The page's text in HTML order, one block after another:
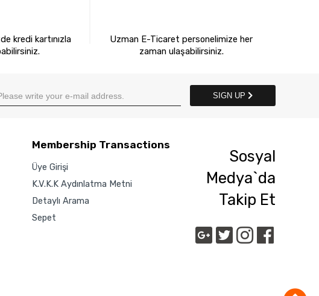
kredi kartınızla
Uzman E-Ticaret personelimize her
zaman ulaşabilirsiniz.
SIGN UP
Membership Transactions
Üye Girişi
K.V.K.K Aydınlatma Metni
Detaylı Arama
Sepet
Sosyal
Medya`da
Takip Et